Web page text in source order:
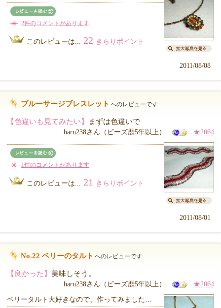
2件のコメントがあります
このレビューは... 22 きらりポイント
2011/08/08
ブルーサージブレスレット へのレビューです
【色違いも見てみたい】 まずは色違いで
haru238さん（ビーズ歴5年以上） ★2064
1件のコメントがあります
このレビューは... 21 きらりポイント
2011/08/01
No.22 ベリーのタルト へのレビューです
【良かった】 美味しそう。
haru238さん（ビーズ歴5年以上） ★2064
ベリータルト大好きなので、作ってみました…